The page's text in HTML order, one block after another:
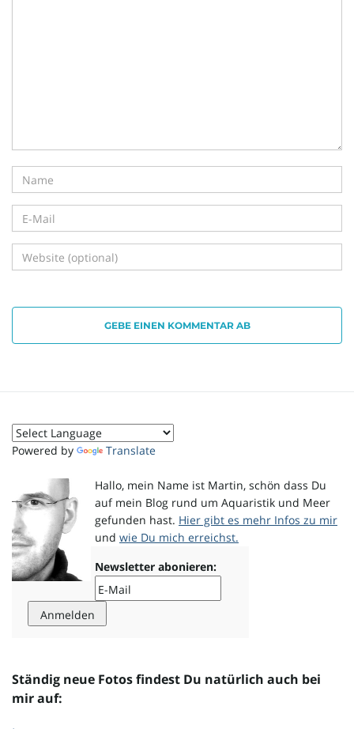
a
t
i
GEBE EINEN KOMMENTAR AB
Powered by Translate
Hallo, mein Name ist Martin, schön dass Du
auf mein Blog rund um Aquaristik und Meer
gefunden hast. Hier gibt es mehr Infos zu mir
und wie Du mich erreichst.
Newsletter abonieren:
Ständig neue Fotos findest Du natürlich auch bei
mir auf: